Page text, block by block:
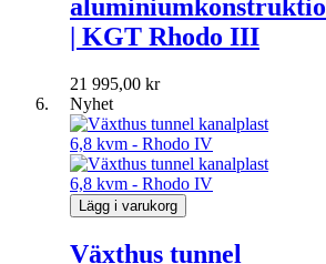
| KGT Rhodo III
21 995,00 kr
Nyhet
Lägg i varukorg
Växthus tunnel